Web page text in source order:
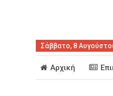
Σάββατο, 8
Αρχική